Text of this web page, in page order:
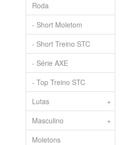
Roda
- Short Moletom
- Short Treino STC
- Série AXE
- Top Treino STC
Lutas
+
Masculino
+
Moletons